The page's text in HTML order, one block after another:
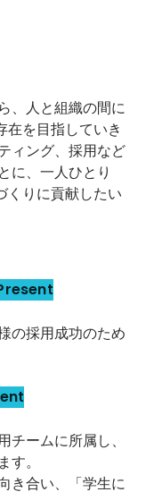
、人と組織の間に
在を目指していき
ィング、採用など
に、一人ひとり
くりに貢献したい
の採用成功のため
チームに所属し、
す。
き合い、「学生に